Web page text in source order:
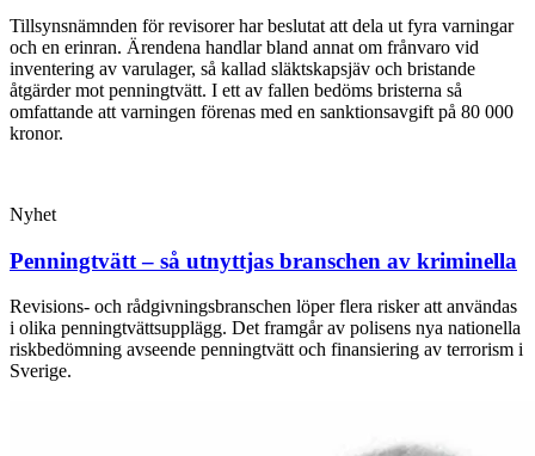
Tillsynsnämnden för revisorer har beslutat att dela ut fyra varningar
och en erinran. Ärendena handlar bland annat om frånvaro vid
inventering av varulager, så kallad släktskapsjäv och bristande
åtgärder mot penningtvätt. I ett av fallen bedöms bristerna så
omfattande att varningen förenas med en sanktionsavgift på 80 000
kronor.
Nyhet
Penningtvätt – så utnyttjas branschen av kriminella
Revisions- och rådgivningsbranschen löper flera risker att användas
i olika penningtvättsupplägg. Det framgår av polisens nya nationella
riskbedömning avseende penningtvätt och finansiering av terrorism i
Sverige.